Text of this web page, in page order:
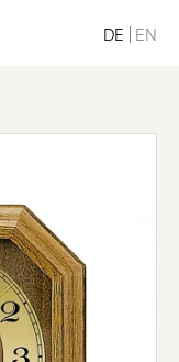
DE EN